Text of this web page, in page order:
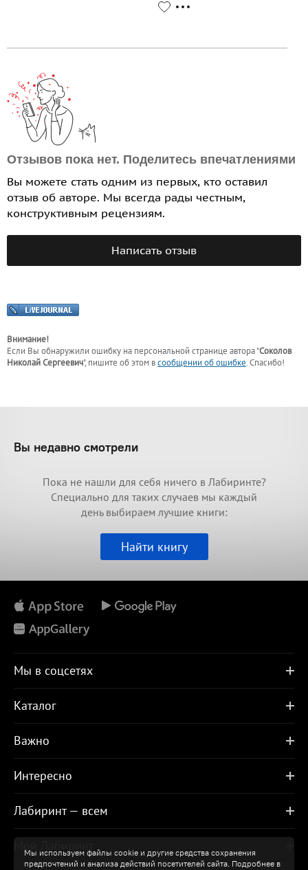
Отзывов пока нет. Поделитесь впечатлениями
Вы можете стать одним из первых, кто оставил
отзыв об авторе. Мы всегда рады честным,
конструктивным рецензиям.
Написать отзыв
Внимание!
Если Вы обнаружили ошибку на персональной странице автора "Соколов
Николай Сергеевич", пишите об этом всообщении об ошибке. Спасибо!
Мы используем файлы cookie и другие средства сохранения
предпочтений и анализа действий посетителей сайта. Подробнее в
Вы недавно смотрели
Пока не нашли для себя ничего в Лабиринте?
Специально для таких случаев мы каждый
день выбираем лучшие книги:
Найти книгу
Мы в соцсетях
Каталог
Важно
Интересно
Лабиринт — всем